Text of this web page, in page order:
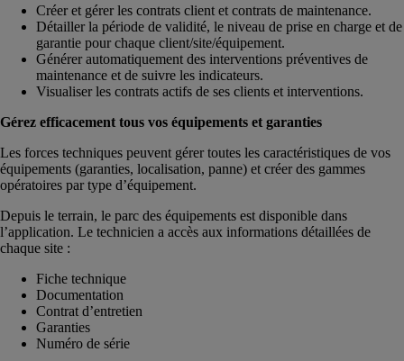
Créer et gérer les contrats client et contrats de maintenance.
Détailler la période de validité, le niveau de prise en charge et de
garantie pour chaque client/site/équipement.
Générer automatiquement des interventions préventives de
maintenance et de suivre les indicateurs.
Visualiser les contrats actifs de ses clients et interventions.
Gérez efficacement tous vos équipements et garanties
Les forces techniques peuvent gérer toutes les caractéristiques de vos
équipements (garanties, localisation, panne) et créer des gammes
opératoires par type d’équipement.
Depuis le terrain, le parc des équipements est disponible dans
l’application. Le technicien a accès aux informations détaillées de
chaque site :
Fiche technique
Documentation
Contrat d’entretien
Garanties
Numéro de série